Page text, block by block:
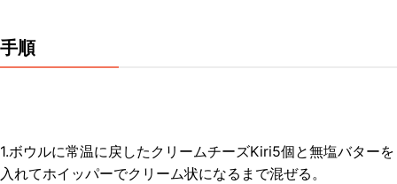
手順
1.ボウルに常温に戻したクリームチーズKiri5個と無塩バターを
入れてホイッパーでクリーム状になるまで混ぜる。